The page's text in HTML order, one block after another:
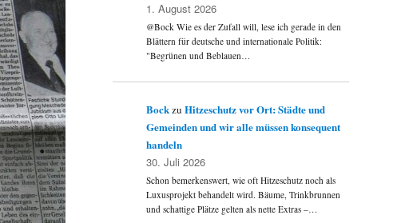
1. August 2026
@Bock Wie es der Zufall will, lese ich gerade in den
Blättern für deutsche und internationale Politik:
"Begrünen und Beblauen…
BockzuHitzeschutz vor Ort: Städte und
Gemeinden und wir alle müssen konsequent
handeln
30. Juli 2026
Schon bemerkenswert, wie oft Hitzeschutz noch als
Luxusprojekt behandelt wird. Bäume, Trinkbrunnen
und schattige Plätze gelten als nette Extras –…